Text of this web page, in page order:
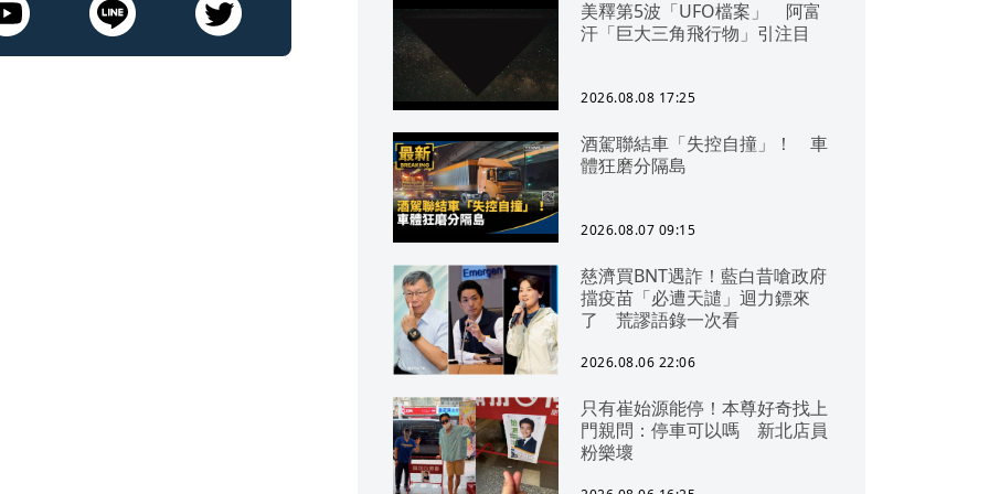
美釋第5波「UFO檔案」 阿富
汗「巨大三角飛行物」引注目
2026.08.08 17:25
酒駕聯結車「失控自撞」！ 車
體狂磨分隔島
2026.08.07 09:15
慈濟買BNT遇詐！藍白昔嗆政府
擋疫苗「必遭天譴」迴力鏢來
了 荒謬語錄一次看
2026.08.06 22:06
只有崔始源能停！本尊好奇找上
門親問：停車可以嗎 新北店員
粉樂壞